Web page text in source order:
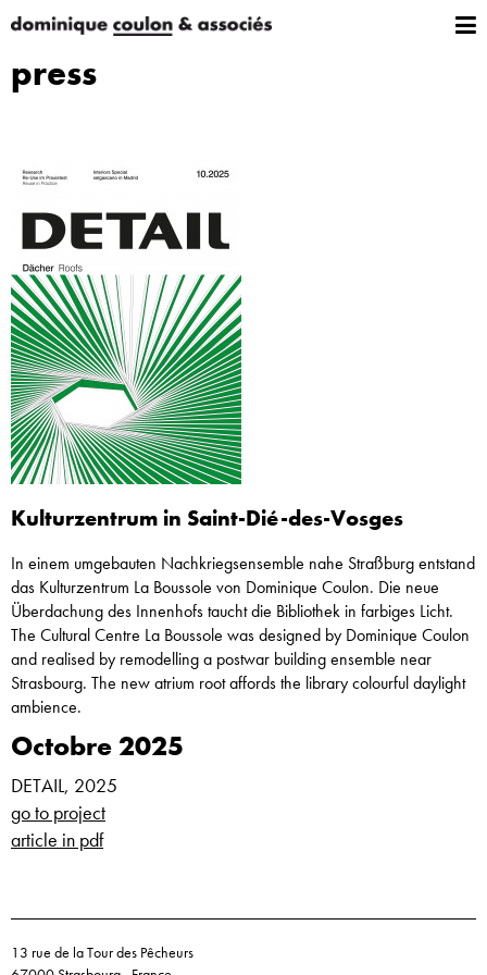
press
Kulturzentrum in Saint-Dié-des-Vosges
In einem umgebauten Nachkriegsensemble nahe Straßburg entstand
das Kulturzentrum La Boussole von Dominique Coulon. Die neue
Überdachung des Innenhofs taucht die Bibliothek in farbiges Licht.
The Cultural Centre La Boussole was designed by Dominique Coulon
and realised by remodelling a postwar building ensemble near
Strasbourg. The new atrium root affords the library colourful daylight
ambience.
Octobre 2025
DETAIL, 2025
go to project
article in pdf
13 rue de la Tour des Pêcheurs